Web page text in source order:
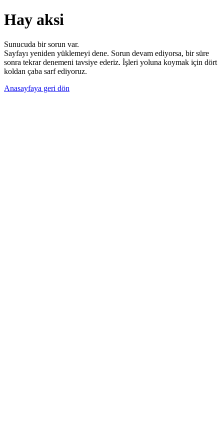
Hay aksi
Sunucuda bir sorun var.
Sayfayı yeniden yüklemeyi dene. Sorun devam ediyorsa, bir süre
sonra tekrar denemeni tavsiye ederiz. İşleri yoluna koymak için dört
koldan çaba sarf ediyoruz.
Anasayfaya geri dön